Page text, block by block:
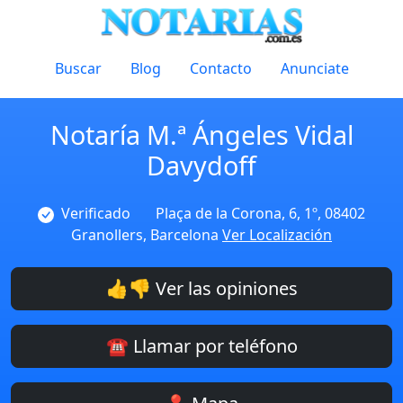
Buscar Blog Contacto Anunciate
Notaría M.ª Ángeles Vidal
Davydoff
Verificado
Plaça de la Corona, 6, 1º, 08402
Granollers, Barcelona Ver Localización
👍👎 Ver las opiniones
☎️ Llamar por teléfono